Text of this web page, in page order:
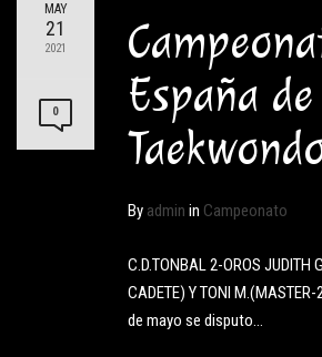
MAY
21
2021
0
España de
By admin in Campeonato
C.D.TONBAL 2-OROS JUDITH
CADETE) Y TONI
de mayo se disputo…